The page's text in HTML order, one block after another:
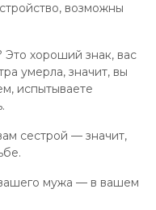
возможны
Это хороший знак, вас
умерла, значит, вы
испытываете
сестрой — значит,
мужа — в вашем